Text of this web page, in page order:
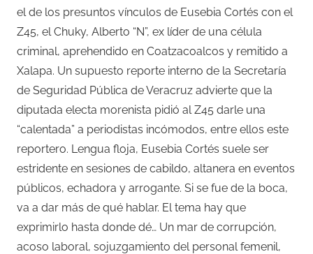
el de los presuntos vínculos de Eusebia Cortés con el
Z45, el Chuky, Alberto “N”, ex líder de una célula
criminal, aprehendido en Coatzacoalcos y remitido a
Xalapa. Un supuesto reporte interno de la Secretaría
de Seguridad Pública de Veracruz advierte que la
diputada electa morenista pidió al Z45 darle una
“calentada” a periodistas incómodos, entre ellos este
reportero. Lengua floja, Eusebia Cortés suele ser
estridente en sesiones de cabildo, altanera en eventos
públicos, echadora y arrogante. Si se fue de la boca,
va a dar más de qué hablar. El tema hay que
exprimirlo hasta donde dé… Un mar de corrupción,
acoso laboral, sojuzgamiento del personal femenil,